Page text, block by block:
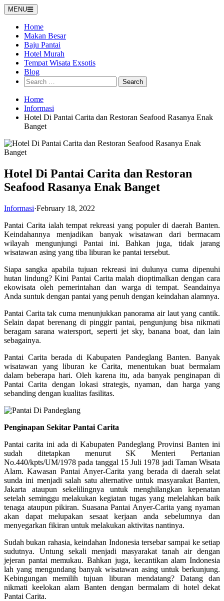
Skip
to
content
MENU
Home
Makan Besar
Baju Pantai
Hotel Murah
Tempat Wisata Exsotis
Blog
Search
for:
Home
Informasi
Hotel Di Pantai Carita dan Restoran Seafood Rasanya Enak
Banget
Hotel Di Pantai Carita dan Restoran
Seafood Rasanya Enak Banget
Informasi·February 18, 2022
Pantai Carita ialah tempat rekreasi yang populer di daerah Banten.
Keindahannya menjadikan banyak wisatawan dari bermacam
wilayah mengunjungi Pantai ini. Bahkan juga, tidak jarang
wisatawan asing yang tiba liburan ke pantai tersebut.
Siapa sangka apabila tujuan rekreasi ini dulunya cuma dipenuhi
hutan lindung? Kini Pantai Carita malah dioptimalkan dengan cara
ekowisata oleh pemerintahan dan warga di tempat. Seandainya
Anda suntuk dengan pantai yang penuh dengan keindahan alamnya.
Pantai Carita tak cuma menunjukkan panorama air laut yang cantik.
Selain dapat berenang di pinggir pantai, pengunjung bisa nikmati
beragam sarana watersport, seperti jet sky, banana boat, dan lain
sebagainya.
Pantai Carita berada di Kabupaten Pandeglang Banten. Banyak
wisatawan yang liburan ke Carita, menentukan buat bermalam
dalam beberapa hari. Oleh karena itu, ada banyak penginapan di
Pantai Carita dengan lokasi strategis, nyaman, dan harga yang
sebanding dengan kualitas fasilitas.
Penginapan Sekitar Pantai Carita
Pantai carita ini ada di Kabupaten Pandeglang Provinsi Banten ini
sudah ditetapkan menurut SK Menteri Pertanian
No.440/kpts/UM/1978 pada tanggal 15 Juli 1978 jadi Taman Wisata
Alam. Kawasan Pantai Anyer-Carita yang berada di daerah selat
sunda ini menjadi salah satu alternative untuk masyarakat Banten,
Jakarta ataupun sekelilingnya untuk menghilangkan kepenatan
setelah seminggu melakukan kegiatan tugas yang melelahkan baik
tenaga ataupun pikiran. Suasana Pantai Anyer-Carita yang nyaman
akan dapat melupakan sesaat kerjaan anda sebelumnya dan
menyegarkan fikiran untuk melakukan aktivitas nantinya.
Sudah bukan rahasia, keindahan Indonesia tersebar sampai ke setiap
sudutnya. Untung sekali menjadi masyarakat tanah air dengan
jejeran pantai memukau. Bahkan juga, kecantikan alam Indonesia
lah yang mengundang banyak wisatawan asing untuk berkunjung.
Kebingungan memilih tujuan liburan mendatang? Datang dan
nikmati keelokan alam Banten dengan bermalam di hotel dekat
Pantai Carita.